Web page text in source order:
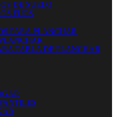
DE SUELO
FIJOS
PARA PLANCHAR
TABLA DE PLANCHAR